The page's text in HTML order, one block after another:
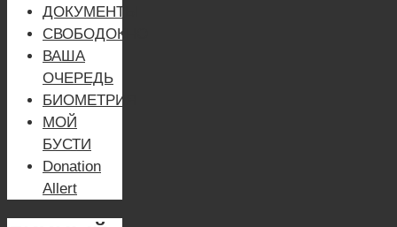
ДОКУМЕНТЫ
СВОБОДОКНО
ВАША
ОЧЕРЕДЬ
БИОМЕТРИЯ
МОЙ
БУСТИ
Donation
Allert